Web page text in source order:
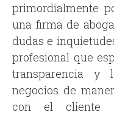
primordialmente
una firma de
dudas e
profesional que
transparencia y
negocios de
con el cliente